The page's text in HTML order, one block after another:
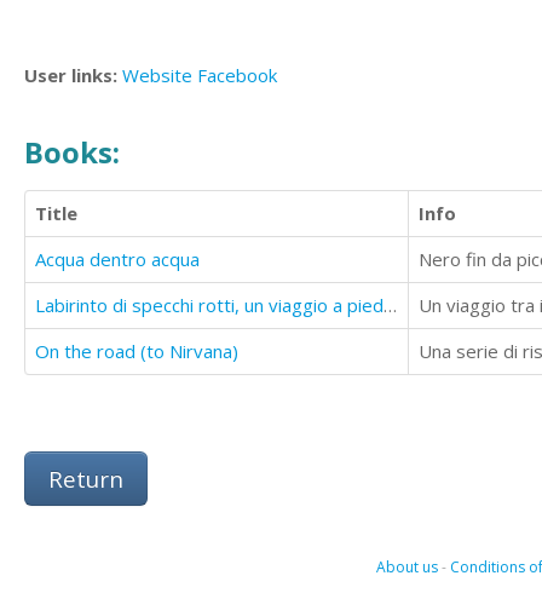
User links: Website Facebook
Books:
Title
Info
Acqua dentro acqua
Labirinto di specchi rotti, un viaggio a piedi nudi
Un viaggio tra
On the road (to Nirvana)
Return
About us- Conditions